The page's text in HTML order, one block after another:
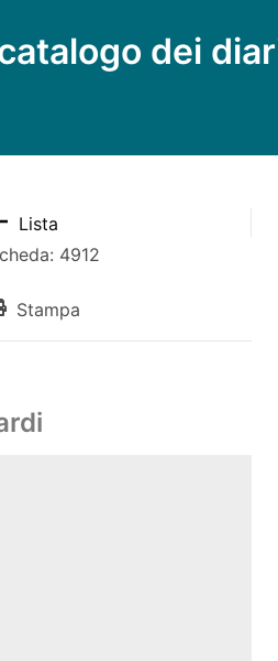
dei
Lista
4912
Stampa